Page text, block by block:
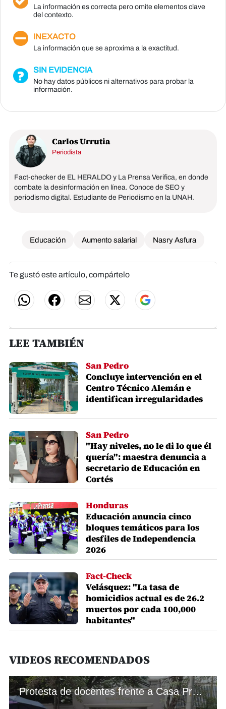
La información es correcta pero omite elementos clave
del contexto.
INEXACTO
La información que se aproxima a la exactitud.
SIN EVIDENCIA
No hay datos públicos ni alternativos para probar la
información.
Carlos Urrutia
Periodista
Fact-checker de EL HERALDO y La Prensa Verifica, en donde
combate la desinformación en línea. Conoce de SEO y
periodismo digital. Estudiante de Periodismo en la UNAH.
Educación Aumento salarial Nasry Asfura
Te gustó este artículo, compártelo
LEE TAMBIÉN
San Pedro
Concluye intervención en el
Centro Técnico Alemán e
identifican irregularidades
San Pedro
"Hay niveles, no le di lo que él
quería": maestra denuncia a
secretario de Educación en
Cortés
Honduras
Educación anuncia cinco
bloques temáticos para los
desfiles de Independencia
2026
Fact-Check
Velásquez: "La tasa de
homicidios actual es de 26.2
muertos por cada 100,000
habitantes"
VIDEOS RECOMENDADOS
Protesta de docentes frente a Casa Presidencial por reajuste salarial